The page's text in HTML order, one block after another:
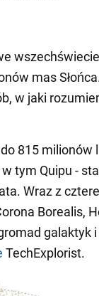
mas
w jaki
815 milionów
tym Quipu -
Wraz z
Borealis,
galaktyk i
TechExplorist.